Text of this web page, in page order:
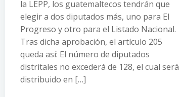
la LEPP, los guatemaltecos tendrán que
elegir a dos diputados más, uno para El
Progreso y otro para el Listado Nacional.
Tras dicha aprobación, el artículo 205
queda así: El número de diputados
distritales no excederá de 128, el cual será
distribuido en […]